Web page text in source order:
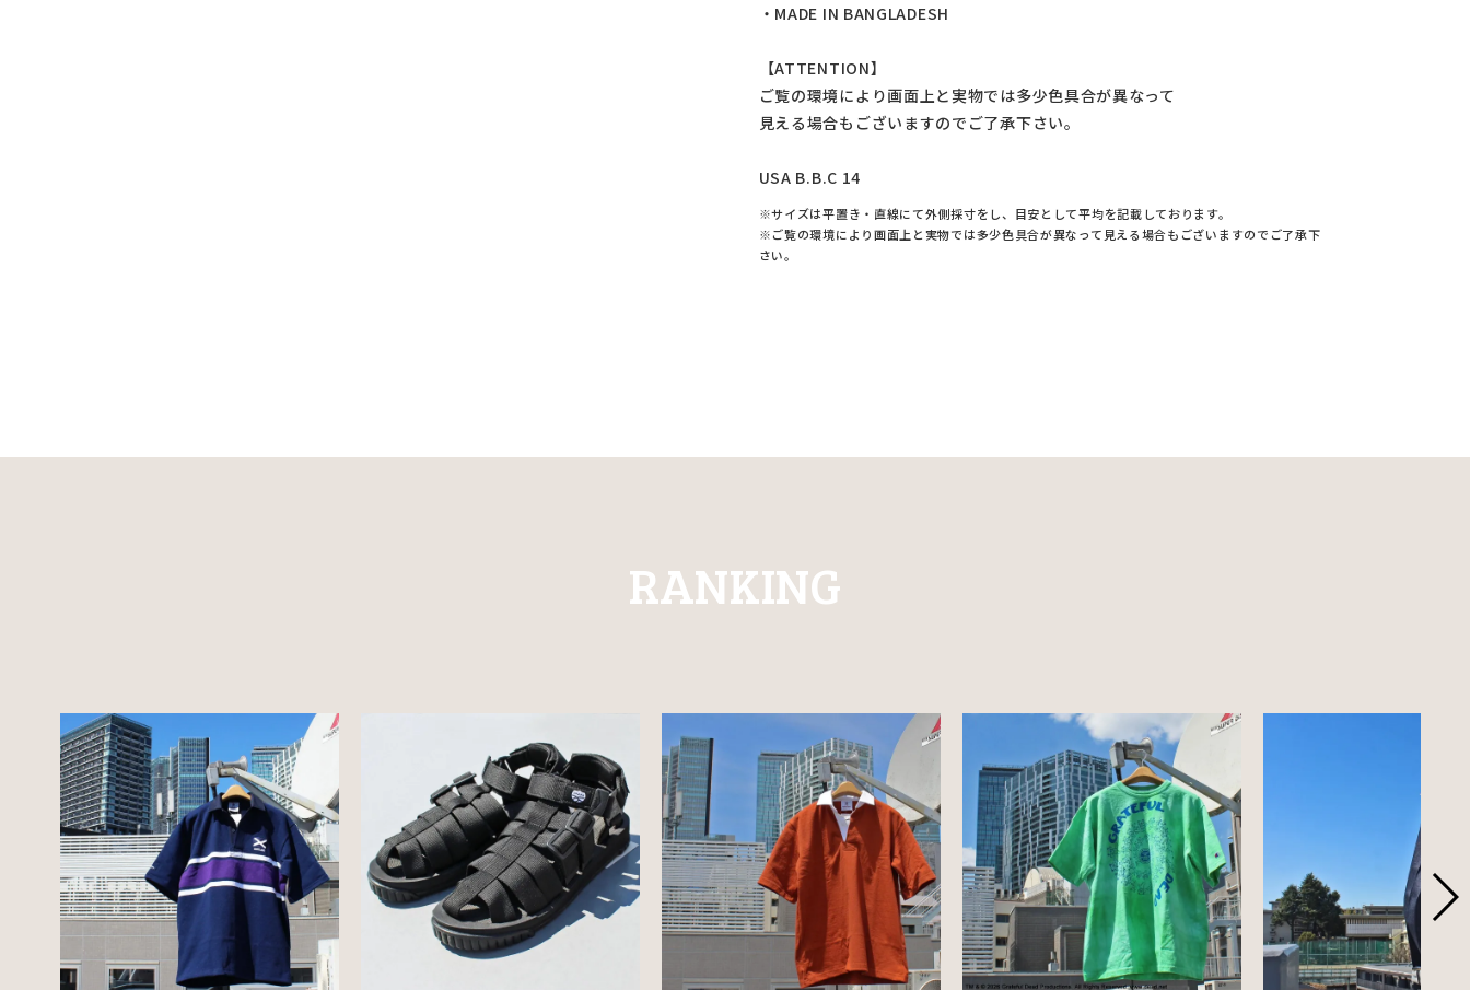
・MADE IN BANGLADESH
【ATTENTION】
ご覧の環境により画面上と実物では多少色具合が異なって
見える場合もございますのでご了承下さい。
USA B.B.C 14
※サイズは平置き・直線にて外側採寸をし、目安として平均を記載しております。
※ご覧の環境により画面上と実物では多少色具合が異なって見える場合もございますのでご了承下
さい。
RANKING